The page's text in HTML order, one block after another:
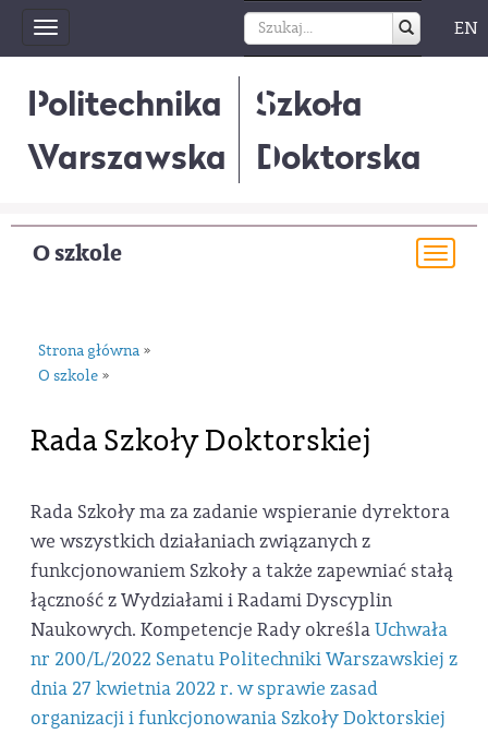
Toggle
navigation
EN
Politechnika
Warszawska
Szkoła
Doktorska
O szkole
Strona główna »
O szkole »
Rada Szkoły Doktorskiej
Rada Szkoły ma za zadanie wspieranie dyrektora
we wszystkich działaniach związanych z
funkcjonowaniem Szkoły a także zapewniać stałą
łączność z Wydziałami i Radami Dyscyplin
Naukowych. Kompetencje Rady określaUchwała
nr 200/L/2022 Senatu Politechniki Warszawskiej z
dnia 27 kwietnia 2022 r. w sprawie zasad
organizacji i funkcjonowania Szkoły Doktorskiej